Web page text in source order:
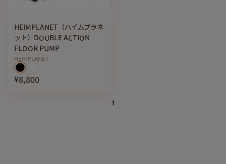
HEIMPLANET（ハイムプラネ
ット）DOUBLE ACTION
FLOOR PUMP
HEIMPLANET
¥8,800
1